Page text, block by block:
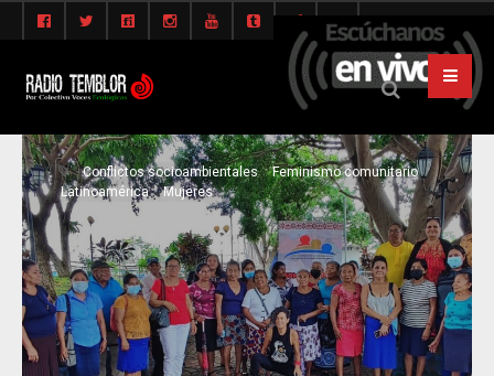
Conflictos socioambientales
Feminismo comunitario
Latinoamérica
Mujeres